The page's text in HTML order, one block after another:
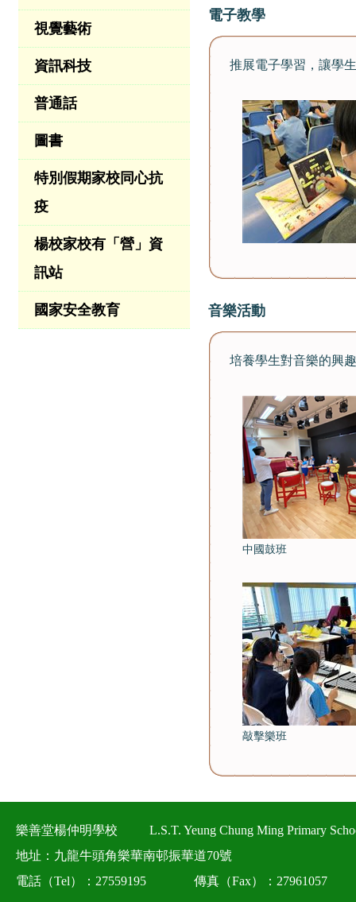
視覺藝術
資訊科技
普通話
圖書
特別假期家校同心抗
疫
楊校家校有「營」資
訊站
國家安全教育
電子教學
推展電子學習，讓學
音樂活動
培養學生對音樂的興
中國鼓班
敲擊樂班
樂善堂楊仲明學校
L.S.T. Yeung Chung Ming Primary
地址：九龍牛頭角樂華南邨振華道70號
電話（Tel）：27559195
傳真（Fax）：27961057